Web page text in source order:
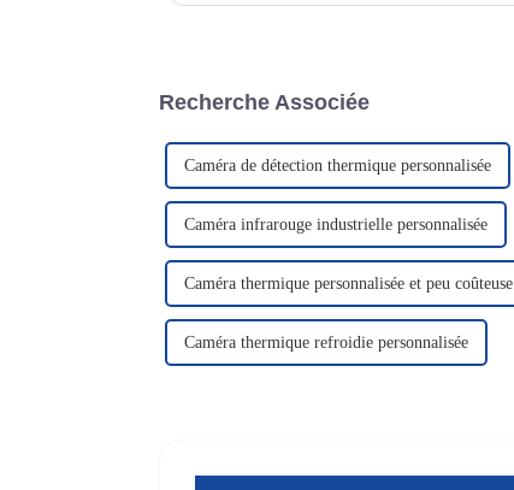
Recherche Associée
Caméra de détection thermique personnalisée
Caméra infrarouge industrielle personnalisée
Caméra thermique personnalisée et peu coûteuse
Caméra thermique refroidie personnalisée